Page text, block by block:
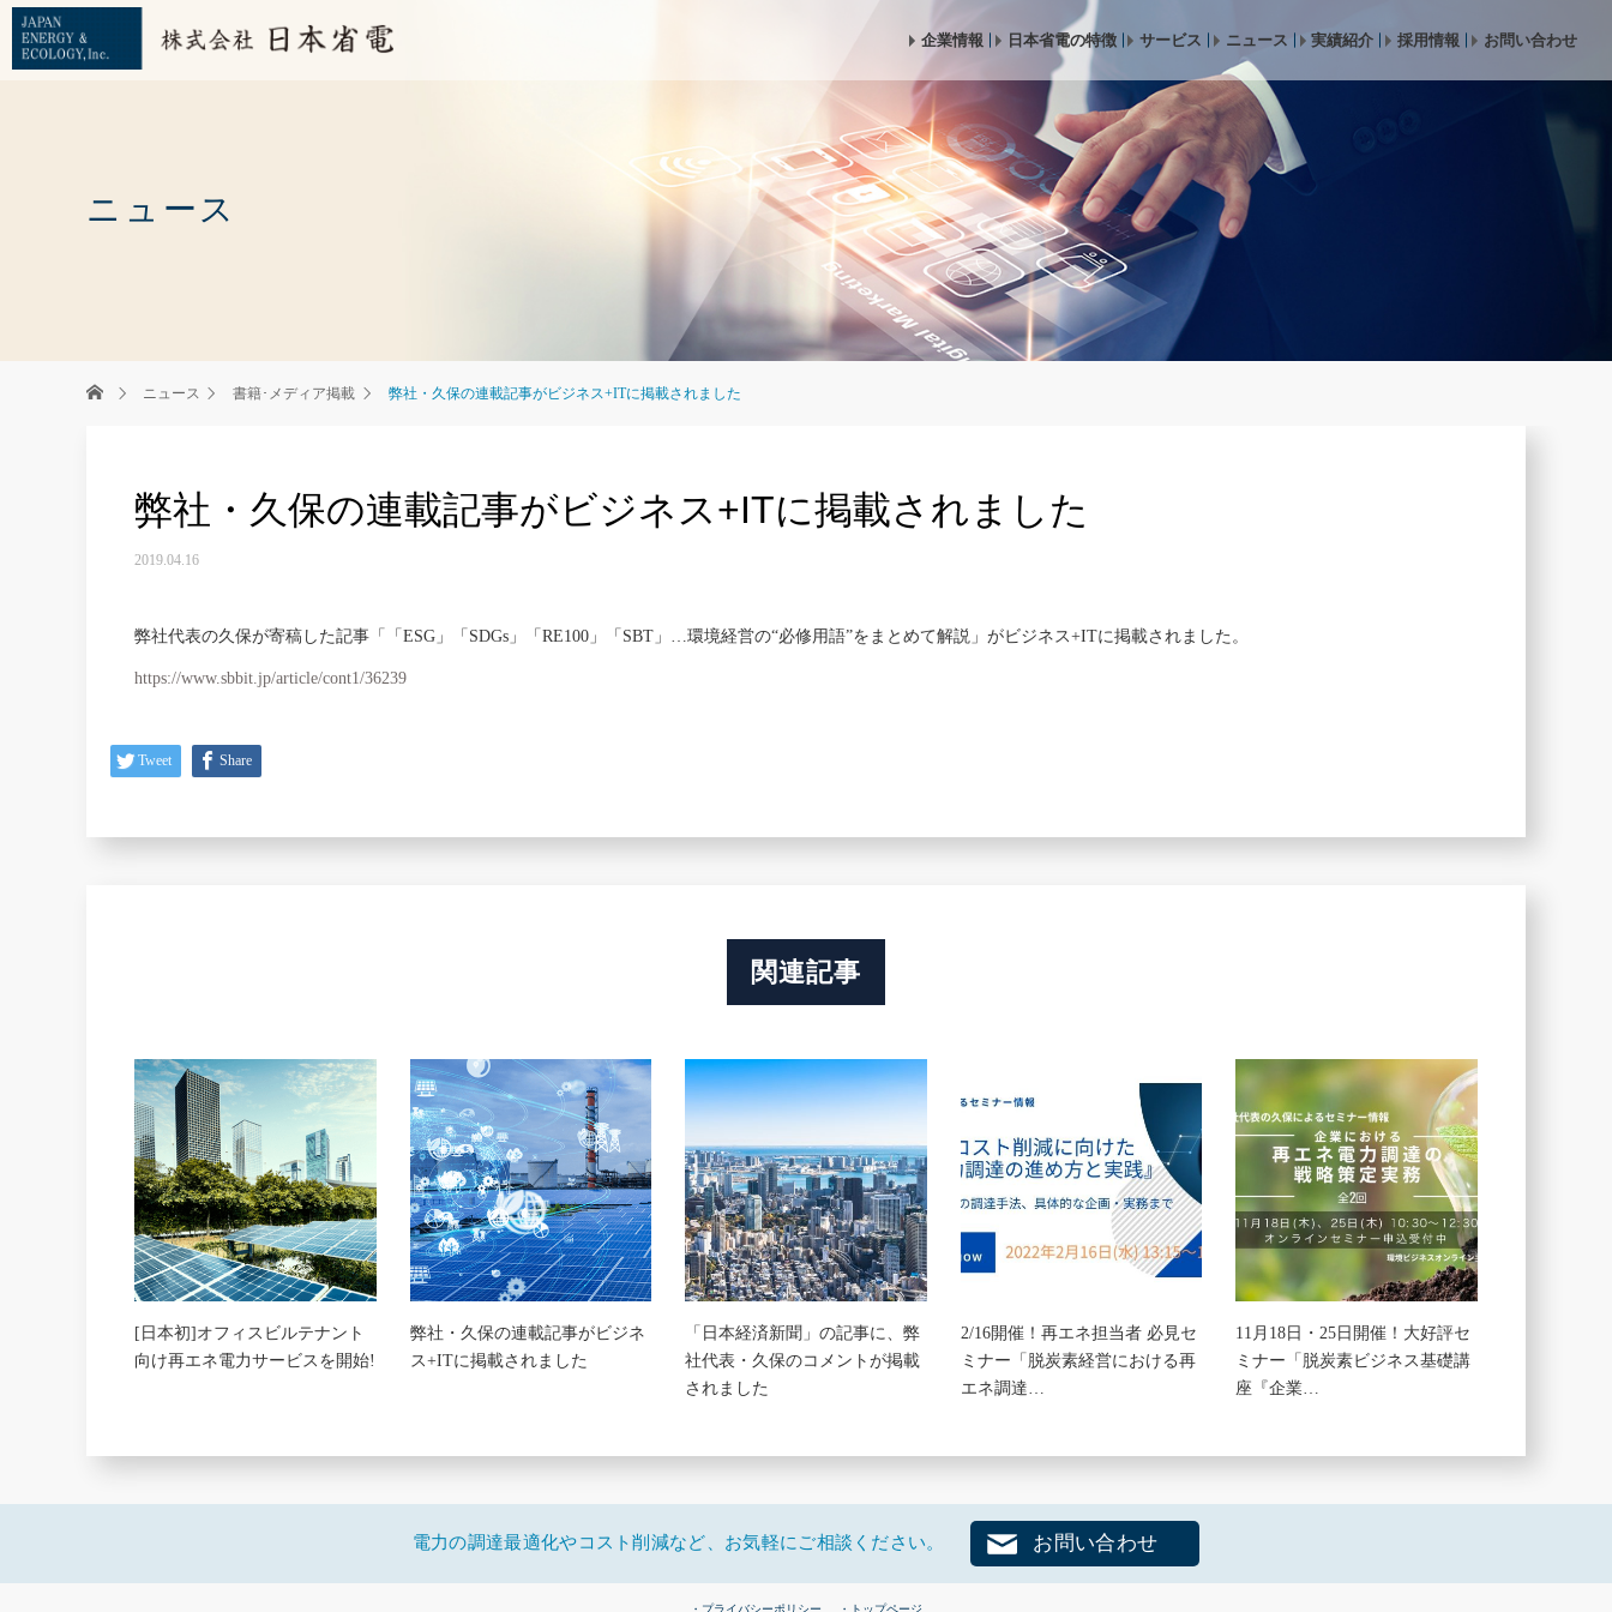
企業情報 日本省電の特徴 サービス ニュース 実績紹介 採用情報 お問い合わせ
ニュース
ホーム ニュース 書籍･メディア掲載 弊社・久保の連載記事がビジネス+ITに掲載されました
弊社・久保の連載記事がビジネス+ITに掲載されました
2019.04.16
弊社代表の久保が寄稿した記事「「ESG」「SDGs」「RE100」「SBT」…環境経営の“必修用語”をまとめて解説」がビジネス+ITに掲載されました。
https://www.sbbit.jp/article/cont1/36239
Tweet Share
関連記事
[日本初]オフィスビルテナント
向け再エネ電力サービスを開始!
弊社・久保の連載記事がビジネ
ス+ITに掲載されました
「日本経済新聞」の記事に、弊
社代表・久保のコメントが掲載
されました
2/16開催！再エネ担当者 必見セ
ミナー「脱炭素経営における再
エネ調達…
11月18日・25日開催！大好評セ
ミナー「脱炭素ビジネス基礎講
座『企業…
電力の調達最適化やコスト削減など、お気軽にご相談ください。 お問い合わせ